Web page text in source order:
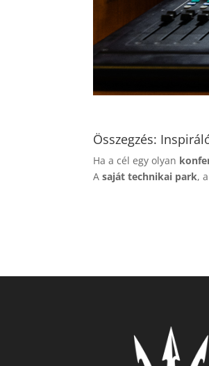
Összegzés:
Ha a cél egy olyan
Asaját technikai park,